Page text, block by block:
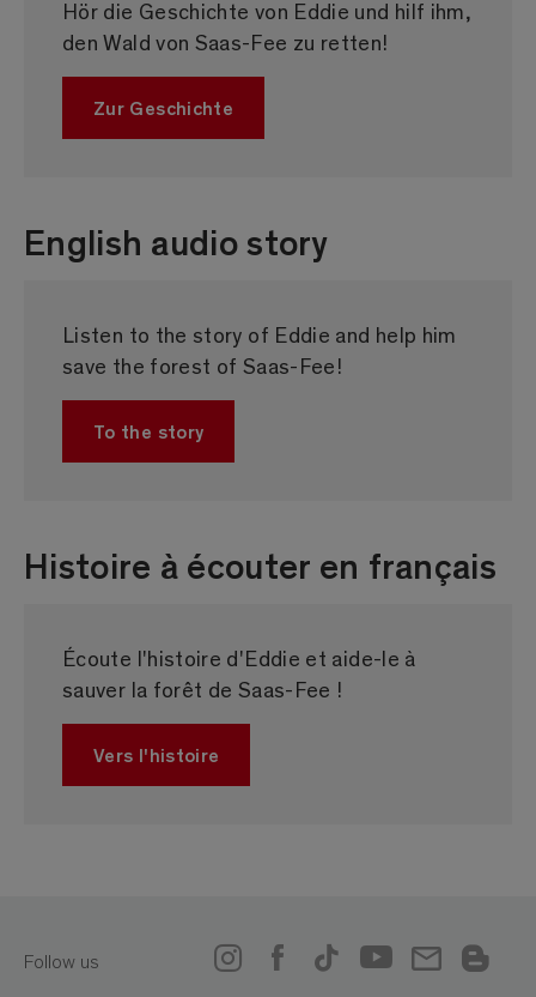
Hör die Geschichte von Eddie und hilf ihm,
den Wald von Saas-Fee zu retten!
Zur Geschichte
English audio story
Listen to the story of Eddie and help him
save the forest of Saas-Fee!
To the story
Histoire à écouter en français
Écoute l'histoire d'Eddie et aide-le à
sauver la forêt de Saas-Fee !
Vers l'histoire
Follow us